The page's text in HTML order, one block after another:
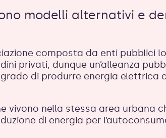
modelli alternativi e
composta da enti pubblici
privati, dunque un’alleanza
di produrre energia elettrica
vivono nella stessa area urbana
di energia per